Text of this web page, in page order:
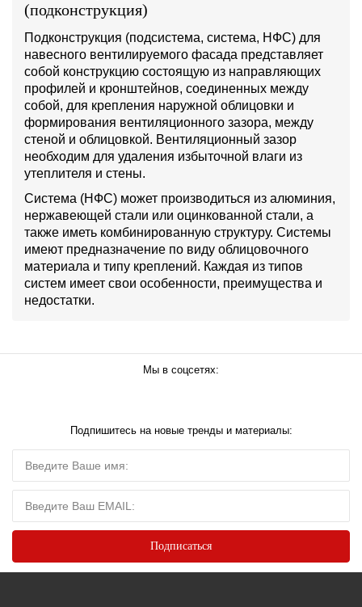
(подконструкция)
Подконструкция (подсистема, система, НФС) для
навесного вентилируемого фасада представляет
собой конструкцию состоящую из направляющих
профилей и кронштейнов, соединенных между
собой, для крепления наружной облицовки и
формирования вентиляционного зазора, между
стеной и облицовкой. Вентиляционный зазор
необходим для удаления избыточной влаги из
утеплителя и стены.
Система (НФС) может производиться из алюминия,
нержавеющей стали или оцинкованной стали, а
также иметь комбинированную структуру. Системы
имеют предназначение по виду облицовочного
материала и типу креплений. Каждая из типов
систем имеет свои особенности, преимущества и
недостатки.
Мы в соцсетях:
Подпишитесь на новые тренды и материалы: